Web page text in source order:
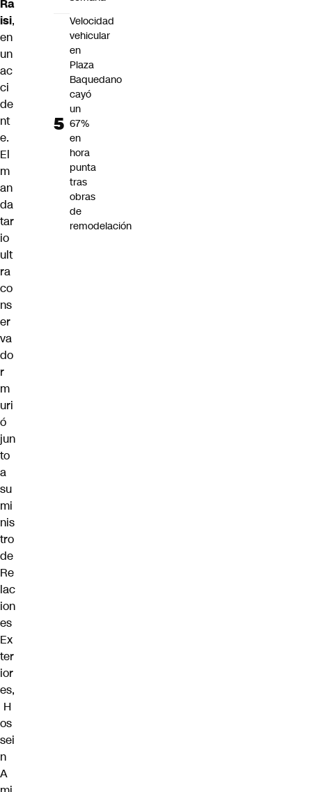
Ra
isi,
en
un
ac
ci
de
nt
e.
El
m
an
da
tar
io
ult
ra
co
ns
er
va
do
r
m
uri
ó
jun
to
a
su
mi
nis
tro
de
Re
lac
ion
es
Ex
ter
ior
es,
H
os
sei
n
A
Velocidad
vehicular
en
Plaza
Baquedano
cayó
un
67%
en
hora
punta
tras
obras
de
remodelación